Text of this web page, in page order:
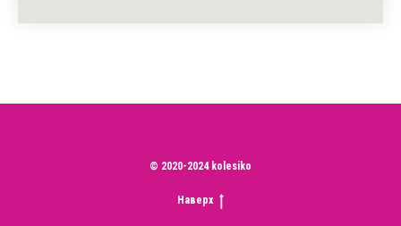
© 2020-2024 kolesiko
Наверх